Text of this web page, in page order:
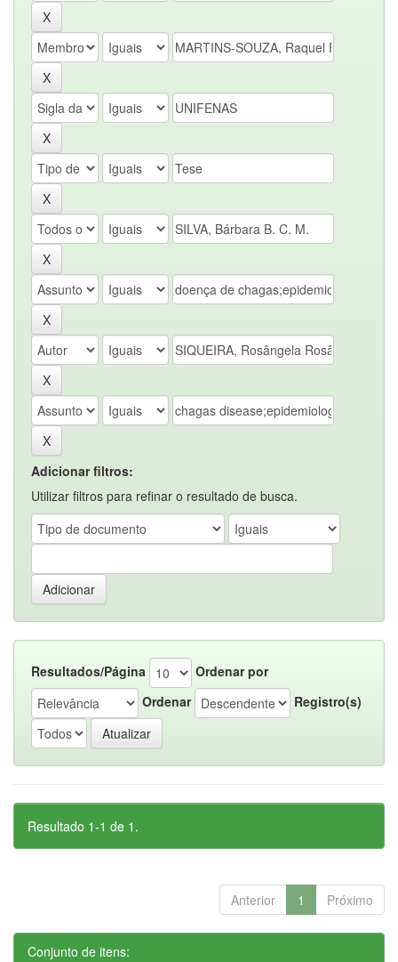
Adicionar filtros:
Utilizar filtros para refinar o resultado de busca.
Resultados/Página
Ordenar por
Ordenar
Registro(s)
Resultado 1-1 de 1.
Anterior 1 Próximo
Conjunto de itens: